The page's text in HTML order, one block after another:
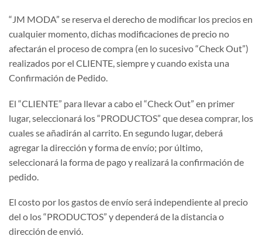
“JM MODA” se reserva el derecho de modificar los precios en
cualquier momento, dichas modificaciones de precio no
afectarán el proceso de compra (en lo sucesivo “Check Out”)
realizados por el CLIENTE, siempre y cuando exista una
Confirmación de Pedido.
El “CLIENTE” para llevar a cabo el “Check Out” en primer
lugar, seleccionará los “PRODUCTOS” que desea comprar, los
cuales se añadirán al carrito. En segundo lugar, deberá
agregar la dirección y forma de envío; por último,
seleccionará la forma de pago y realizará la confirmación de
pedido.
El costo por los gastos de envío será independiente al precio
del o los “PRODUCTOS” y dependerá de la distancia o
dirección de envió.